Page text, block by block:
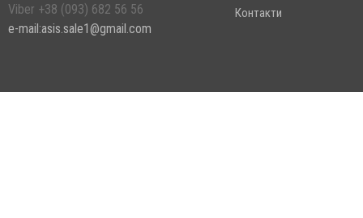
Viber +38 (093) 682 56 56
e-mail:asis.sale1@gmail.com
Контакти